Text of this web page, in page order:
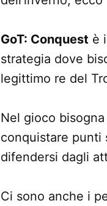
GoT: Conquest è
strategia dove
legittimo re del
Nel gioco
conquistare punti
difendersi dagli
Ci sono anche i